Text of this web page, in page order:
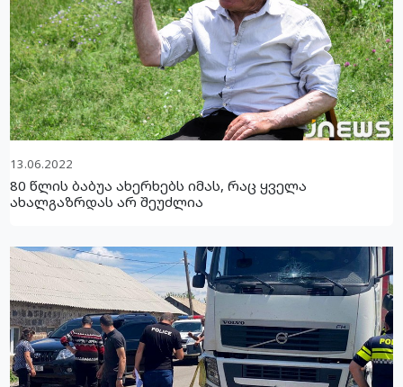
13.06.2022
80 წლის ბაბუა ახერხებს იმას, რაც ყველა
ახალგაზრდას არ შეუძლია